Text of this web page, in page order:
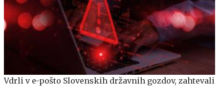
Vdrli v e-pošto Slovenskih državnih gozdov, zahtevali